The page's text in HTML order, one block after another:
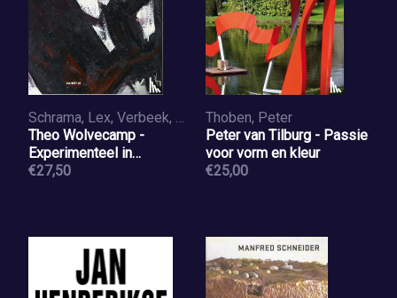
Schrama, Lex, Verbeek, Kees
Theo Wolvecamp -
Experimenteel in
afzondering
€27,50
Thoben, Peter
Peter van Tilburg - Passie
voor vorm en kleur
€25,00